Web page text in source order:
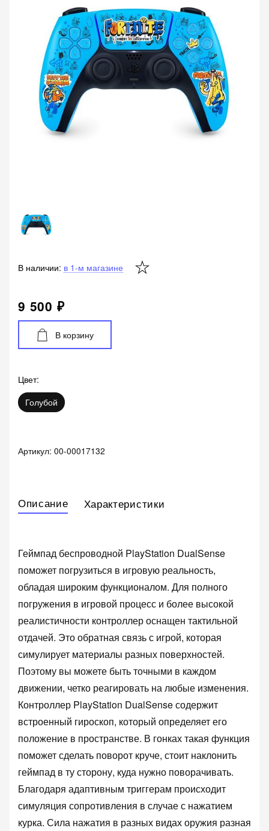
В наличии: в 1-м магазине
9 500 ₽
В корзину
Цвет:
Голубой
Артикул: 00-00017132
Описание Характеристики
Геймпад беспроводной PlayStation DualSense
поможет погрузиться в игровую реальность,
обладая широким функционалом. Для полного
погружения в игровой процесс и более высокой
реалистичности контроллер оснащен тактильной
отдачей. Это обратная связь с игрой, которая
симулирует материалы разных поверхностей.
Поэтому вы можете быть точными в каждом
движении, четко реагировать на любые изменения.
Контроллер PlayStation DualSense содержит
встроенный гироскоп, который определяет его
положение в пространстве. В гонках такая функция
поможет сделать поворот круче, стоит наклонить
геймпад в ту сторону, куда нужно поворачивать.
Благодаря адаптивным триггерам происходит
симуляция сопротивления в случае с нажатием
курка. Сила нажатия в разных видах оружия разная